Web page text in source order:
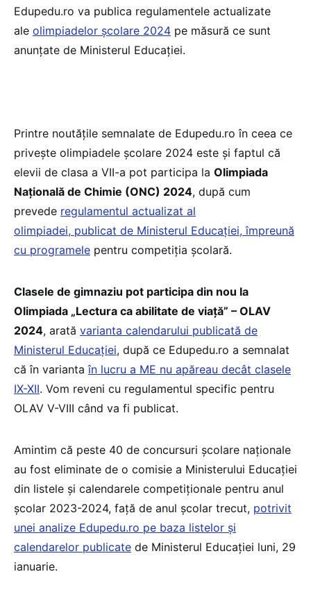
Edupedu.ro va publica regulamentele actualizate
ale olimpiadelor școlare 2024 pe măsură ce sunt
anunțate de Ministerul Educației.
Printre noutățile semnalate de Edupedu.ro în ceea ce
privește olimpiadele școlare 2024 este și faptul că
elevii de clasa a VII-a pot participa la Olimpiada
Națională de Chimie (ONC) 2024, după cum
prevede regulamentul actualizat al
olimpiadei, publicat de Ministerul Educației, împreună
cu programele pentru competiția școlară.
Clasele de gimnaziu pot participa din nou la
Olimpiada „Lectura ca abilitate de viață” – OLAV
2024, arată varianta calendarului publicată de
Ministerul Educației, după ce Edupedu.ro a semnalat
că în variantaîn lucru a ME nu apăreau decât clasele
IX-XII. Vom reveni cu regulamentul specific pentru
OLAV V-VIII când va fi publicat.
Amintim că peste 40 de concursuri școlare naționale
au fost eliminate de o comisie a Ministerului Educației
din listele și calendarele competiționale pentru anul
școlar 2023-2024, față de anul școlar trecut, potrivit
unei analize Edupedu.ro pe baza listelor și
calendarelor publicate de Ministerul Educației luni, 29
ianuarie.